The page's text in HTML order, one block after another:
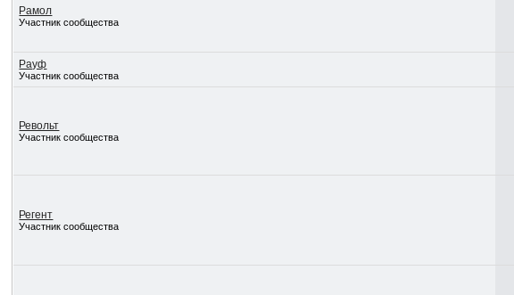
Рамол
Участник сообщества
Рауф
Участник сообщества
Револьт
Участник сообщества
Регент
Участник сообщества